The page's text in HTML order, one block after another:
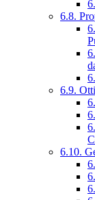
6.8.
6.9.
6.10.